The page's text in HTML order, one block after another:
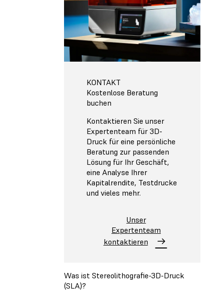
KONTAKT
Kostenlose Beratung
buchen
Kontaktieren Sie unser
Expertenteam für 3D-
Druck für eine persönliche
Beratung zur passenden
Lösung für Ihr Geschäft,
eine Analyse Ihrer
Kapitalrendite, Testdrucke
und vieles mehr.
Unser
Expertenteam
kontaktieren
Was ist Stereolithografie-3D-Druck
(SLA)?